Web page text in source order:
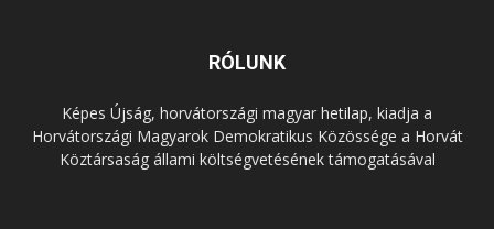
RÓLUNK
Képes Újság, horvátországi magyar hetilap, kiadja a
Horvátországi Magyarok Demokratikus Közössége a Horvát
Köztársaság állami költségvetésének támogatásával